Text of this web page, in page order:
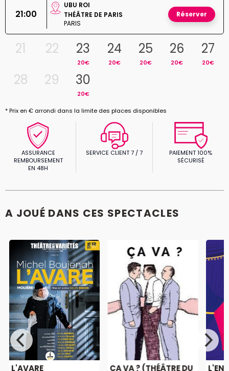
21:00
UBU ROI
THÉÂTRE DE PARIS
PARIS
Réserver
21 22 23
20€
24
20€
25
20€
26
20€
27
20€
28 29 30
20€
* Prix en € arrondi dans la limite des places disponibles
ASSURANCE
REMBOURSEMENT
EN 48H
SERVICE CLIENT 7 / 7
PAIEMENT 100%
SÉCURISÉ
A JOUÉ DANS CES SPECTACLES
L'AVARE
CA VA ? (THÉÂTRE DU